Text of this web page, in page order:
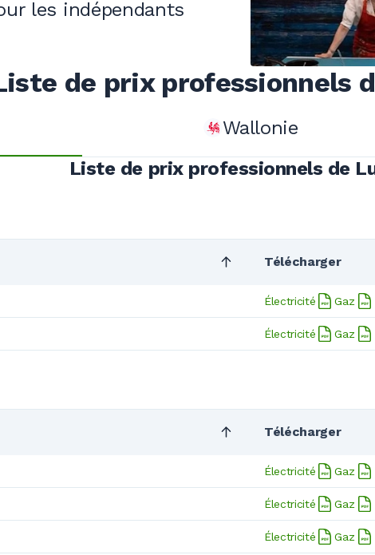
les indépendants
de prix professionnels
Wallonie
Liste de prix professionnels de
Télécharger
Électricité Gaz
Électricité Gaz
Télécharger
Électricité Gaz
Électricité Gaz
Électricité Gaz